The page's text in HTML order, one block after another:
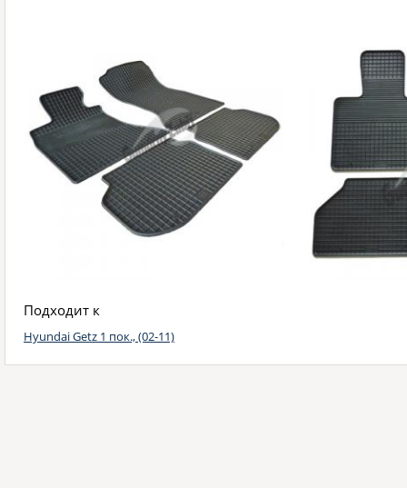
Подходит к
Hyundai Getz 1 пок., (02-11)